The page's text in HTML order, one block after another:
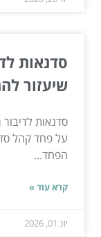
סדנאות
שיעזור
סדנאות
על פחד קהל
הפחד...
קרא עוד »
יונ 01, 2026